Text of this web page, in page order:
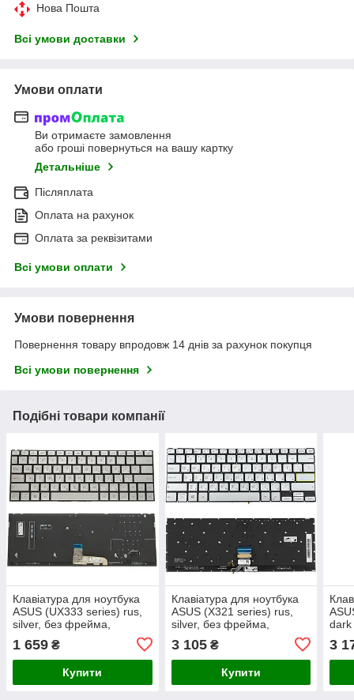
Нова Пошта
Всі умови доставки
Умови оплати
Ви отримаєте замовлення
або гроші повернуться на вашу картку
Детальніше
Післяплата
Оплата на рахунок
Оплата за реквізитами
Всі умови оплати
Умови повернення
Повернення товару впродовж 14 днів за рахунок покупця
Всі умови повернення
Подібні товари компанії
Клавіатура для ноутбука
ASUS (UX333 series) rus,
silver, без фрейма,
1 659 ₴
Купити
Клавіатура для ноутбука
ASUS (X321 series) rus,
silver, без фрейма,
(ОРИГИНАЛ)
3 105₴
Купити
3